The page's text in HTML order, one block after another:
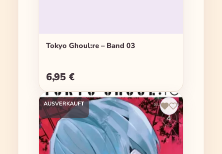
Tokyo Ghoul:re – Band 03
Regulärer Preis:
6,95 €
AUSVERKAUFT